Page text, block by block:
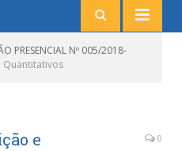
PRESENCIAL Nº 005/2018-
Quantitativos
e
0